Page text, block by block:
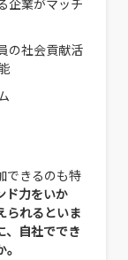
企業がマッチ
の社会貢献活
できるのも特
ド力をいか
られるといま
、自社ででき